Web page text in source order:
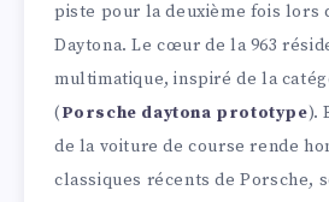
piste pour la deuxième fois lors
Daytona. Le cœur de la 963
multimatique, inspiré de la
(Porsche daytona prototype).
de la voiture de course rende
classiques récents de Porsche,